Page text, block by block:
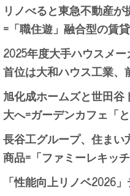
リノべると東急不動産
=「職住遊」融合型の賃
2025年度大手ハウスメ
首位は大和ハウス工業
旭化成ホームズと世田
大へ=ガーデンカフェ「
長谷工グループ、住ま
商品=「ファミーレキッ
「性能向上リノベ2026